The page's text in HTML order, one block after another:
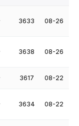
3633 08-26
3638 08-26
3617 08-22
3634 08-22